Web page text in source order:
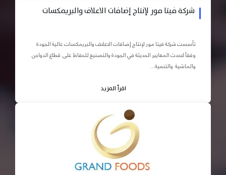
شركة فيتا مور لإنتاج إضافات الاعلاف والبريمكسات
تأسست شركة فيتا مور لإنتاج إضافات الاعلاف والبريمكسات عالية الجودة
وفقاً لاحدث المعايير الحديثة في الجودة والتصنيع للحفاظ على قطاع الدواجن
والماشية والتنمية...
اقرأ المزيد